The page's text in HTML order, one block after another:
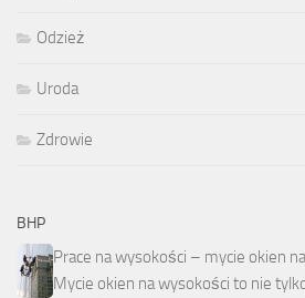
Odzież
Uroda
Zdrowie
BHP
Prace na wysokości – mycie okien
Mycie okien na wysokości to nie